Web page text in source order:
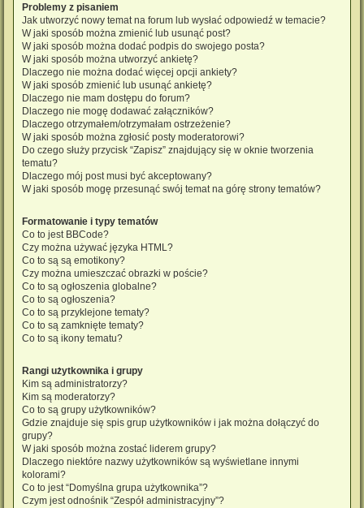
Problemy z pisaniem
Jak utworzyć nowy temat na forum lub wysłać odpowiedź w temacie?
W jaki sposób można zmienić lub usunąć post?
W jaki sposób można dodać podpis do swojego posta?
W jaki sposób można utworzyć ankietę?
Dlaczego nie można dodać więcej opcji ankiety?
W jaki sposób zmienić lub usunąć ankietę?
Dlaczego nie mam dostępu do forum?
Dlaczego nie mogę dodawać załączników?
Dlaczego otrzymałem/otrzymałam ostrzeżenie?
W jaki sposób można zgłosić posty moderatorowi?
Do czego służy przycisk “Zapisz” znajdujący się w oknie tworzenia
tematu?
Dlaczego mój post musi być akceptowany?
W jaki sposób mogę przesunąć swój temat na górę strony tematów?
Formatowanie i typy tematów
Co to jest BBCode?
Czy można używać języka HTML?
Co to są są emotikony?
Czy można umieszczać obrazki w poście?
Co to są ogłoszenia globalne?
Co to są ogłoszenia?
Co to są przyklejone tematy?
Co to są zamknięte tematy?
Co to są ikony tematu?
Rangi użytkownika i grupy
Kim są administratorzy?
Kim są moderatorzy?
Co to są grupy użytkowników?
Gdzie znajduje się spis grup użytkowników i jak można dołączyć do
grupy?
W jaki sposób można zostać liderem grupy?
Dlaczego niektóre nazwy użytkowników są wyświetlane innymi
kolorami?
Co to jest “Domyślna grupa użytkownika”?
Czym jest odnośnik “Zespół administracyjny”?